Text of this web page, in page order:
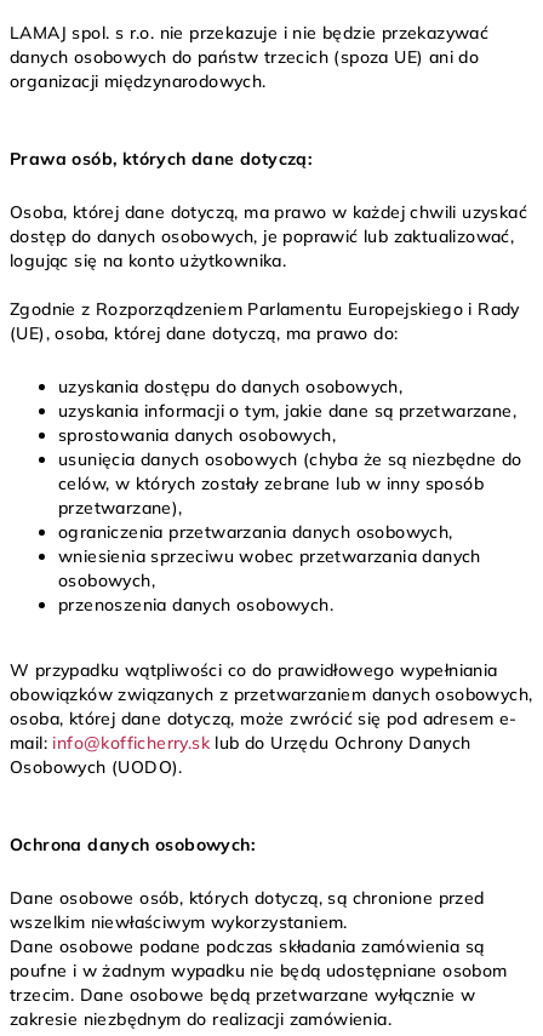
LAMAJ spol. s r.o. nie przekazuje i nie będzie przekazywać
danych osobowych do państw trzecich (spoza UE) ani do
organizacji międzynarodowych.
Prawa osób, których dane dotyczą:
Osoba, której dane dotyczą, ma prawo w każdej chwili uzyskać
dostęp do danych osobowych, je poprawić lub zaktualizować,
logując się na konto użytkownika.
Zgodnie z Rozporządzeniem Parlamentu Europejskiego i Rady
(UE), osoba, której dane dotyczą, ma prawo do:
uzyskania dostępu do danych osobowych,
uzyskania informacji o tym, jakie dane są przetwarzane,
sprostowania danych osobowych,
usunięcia danych osobowych (chyba że są niezbędne do
celów, w których zostały zebrane lub w inny sposób
przetwarzane),
ograniczenia przetwarzania danych osobowych,
wniesienia sprzeciwu wobec przetwarzania danych
osobowych,
przenoszenia danych osobowych.
W przypadku wątpliwości co do prawidłowego wypełniania
obowiązków związanych z przetwarzaniem danych osobowych,
osoba, której dane dotyczą, może zwrócić się pod adresem e-
mail: info@kofficherry.sk lub do Urzędu Ochrony Danych
Osobowych (UODO).
Ochrona danych osobowych:
Dane osobowe osób, których dotyczą, są chronione przed
wszelkim niewłaściwym wykorzystaniem.
Dane osobowe podane podczas składania zamówienia są
poufne i w żadnym wypadku nie będą udostępniane osobom
trzecim. Dane osobowe będą przetwarzane wyłącznie w
zakresie niezbędnym do realizacji zamówienia.